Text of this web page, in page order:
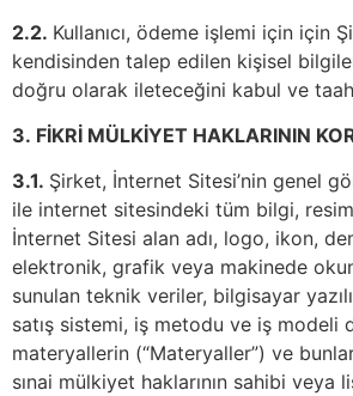
2.2. Kullanıcı, ödeme işlemi için için
kendisinden talep edilen kişisel
doğru olarak ileteceğini kabul ve
3. FİKRİ MÜLKİYET HAKLARININ
3.1. Şirket, İnternet Sitesi’nin genel
ile internet sitesindeki tüm bilgi,
İnternet Sitesi alan adı, logo, ikon,
elektronik, grafik veya makinede
sunulan teknik veriler, bilgisayar
satış sistemi, iş metodu ve iş modeli
materyallerin (“Materyaller”) ve
sınai mülkiyet haklarının sahibi veya